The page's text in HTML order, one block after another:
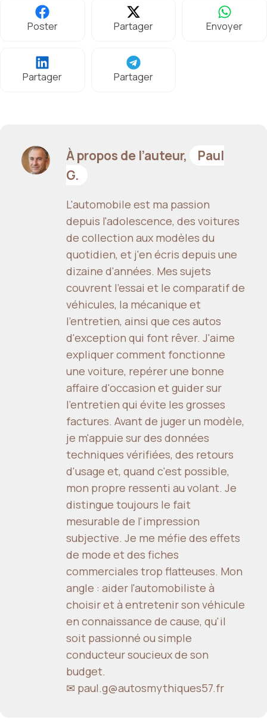
Poster Partager Envoyer
Partager Partager
À propos de l’auteur,
Paul
G.
L'automobile est ma passion
depuis l'adolescence, des voitures
de collection aux modèles du
quotidien, et j'en écris depuis une
dizaine d'années. Mes sujets
couvrent l'essai et le comparatif de
véhicules, la mécanique et
l'entretien, ainsi que ces autos
d'exception qui font rêver. J'aime
expliquer comment fonctionne
une voiture, repérer une bonne
affaire d'occasion et guider sur
l'entretien qui évite les grosses
factures. Avant de juger un modèle,
je m'appuie sur des données
techniques vérifiées, des retours
d'usage et, quand c'est possible,
mon propre ressenti au volant. Je
distingue toujours le fait
mesurable de l'impression
subjective. Je me méfie des effets
de mode et des fiches
commerciales trop flatteuses. Mon
angle : aider l'automobiliste à
choisir et à entretenir son véhicule
en connaissance de cause, qu'il
soit passionné ou simple
conducteur soucieux de son
budget.
✉ paul.g@autosmythiques57.fr